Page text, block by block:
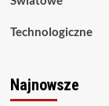
Technologiczne
Najnowsze